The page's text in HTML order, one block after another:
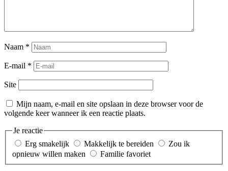
Naam *
E-mail *
Site
Mijn naam, e-mail en site opslaan in deze browser voor de
volgende keer wanneer ik een reactie plaats.
Je reactie
Erg smakelijk
Makkelijk te bereiden
Zou ik
opnieuw willen maken
Familie favoriet